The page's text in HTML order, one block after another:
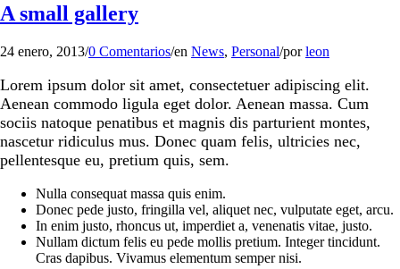
A small gallery
24 enero, 2013/0 Comentarios/en News, Personal/porleon
Lorem ipsum dolor sit amet, consectetuer adipiscing elit.
Aenean commodo ligula eget dolor. Aenean massa. Cum
sociis natoque penatibus et magnis dis parturient montes,
nascetur ridiculus mus. Donec quam felis, ultricies nec,
pellentesque eu, pretium quis, sem.
Nulla consequat massa quis enim.
Donec pede justo, fringilla vel, aliquet nec, vulputate eget, arcu.
In enim justo, rhoncus ut, imperdiet a, venenatis vitae, justo.
Nullam dictum felis eu pede mollis pretium. Integer tincidunt.
Cras dapibus. Vivamus elementum semper nisi.